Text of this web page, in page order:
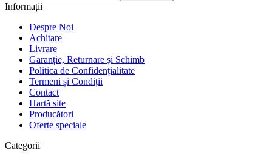
Informații
Despre Noi
Achitare
Livrare
Garanție, Returnare și Schimb
Politica de Confidențialitate
Termeni și Condiții
Contact
Hartă site
Producători
Oferte speciale
Categorii